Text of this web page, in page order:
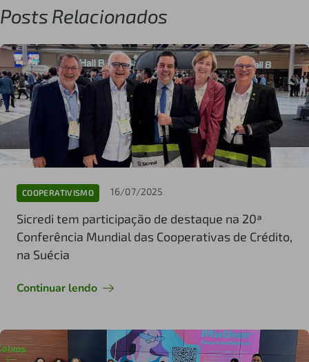
Posts Relacionados
COOPERATIVISMO 16/07/2025
Sicredi tem participação de destaque na 20ª
Conferência Mundial das Cooperativas de Crédito,
na Suécia
Continuar lendo